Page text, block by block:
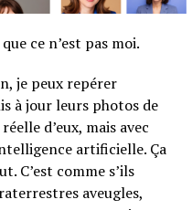
ce n’est pas moi.
je peux repérer
à jour leurs photos de
d’eux, mais avec
artificielle. Ça
C’est comme s’ils
aveugles,